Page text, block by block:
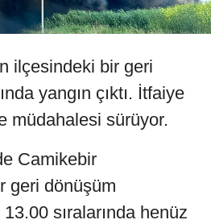
ilçesindeki bir geri
yangın çıktı. İtfaiye
müdahalesi sürüyor.
Camikebir
geri dönüşüm
sıralarında henüz